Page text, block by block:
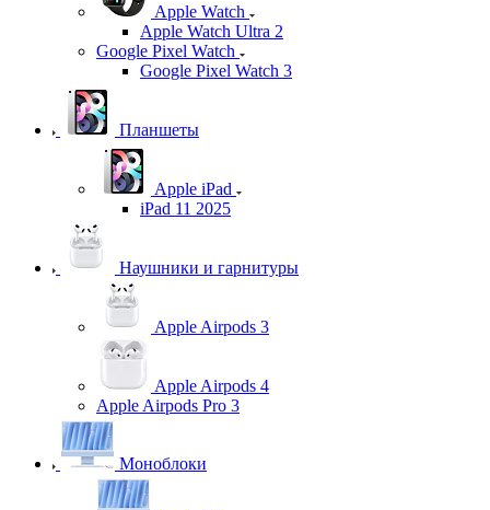
Apple Watch
Apple Watch Ultra 2
Google Pixel Watch
Google Pixel Watch 3
Планшеты
Apple iPad
iPad 11 2025
Наушники и гарнитуры
Apple Airpods 3
Apple Airpods 4
Apple Airpods Pro 3
Моноблоки